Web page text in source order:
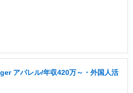
アパレル/年収420万～・外国人活